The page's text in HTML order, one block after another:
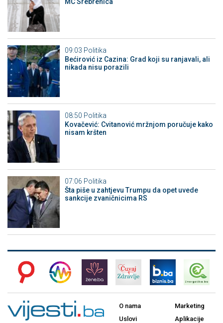
MC Srebrenica
09:03 Politika
Bećirović iz Cazina: Grad koji su ranjavali, ali
nikada nisu porazili
08:50 Politika
Kovačević: Cvitanović mržnjom poručuje kako
nisam kršten
07:06 Politika
Šta piše u zahtjevu Trumpu da opet uvede
sankcije zvaničnicima RS
O nama
Uslovi
Marketing
Aplikacije